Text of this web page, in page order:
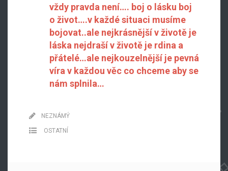
vždy pravda není…. boj o lásku boj
o život….v každé situaci musíme
bojovat..ale nejkrásnější v životě je
láska nejdraší v životě je rdina a
přátelé…ale nejkouzelnější je pevná
víra v každou věc co chceme aby se
nám splnila…
NEZNÁMÝ
OSTATNÍ